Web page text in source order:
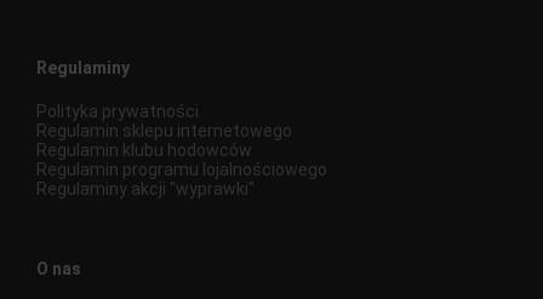
Regulaminy
Polityka prywatności
Regulamin sklepu internetowego
Regulamin klubu hodowców
Regulamin programu lojalnościowego
Regulaminy akcji "wyprawki"
O nas